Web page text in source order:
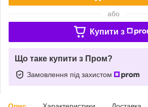
або
Купити з
Що таке купити з Пром?
Замовлення під захистом